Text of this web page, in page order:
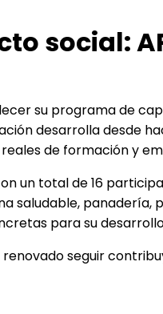
social:
su programa de
desarrolla desde
de formación y
un total de 16
saludable,
para su
renovado seguir